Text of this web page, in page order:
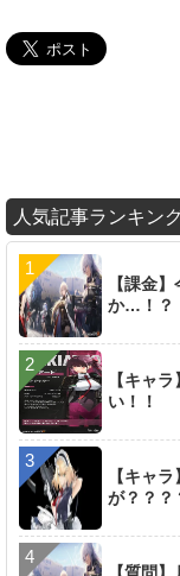
人気記事ランキン
【課金
か…！？
【キャ
い！！
【キャ
が？？？